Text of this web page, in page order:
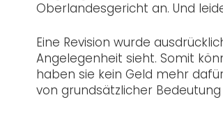
Oberlandesgericht an. Und
Eine Revision wurde
Angelegenheit sieht. Somit
haben sie kein Geld mehr
von grundsätzlicher